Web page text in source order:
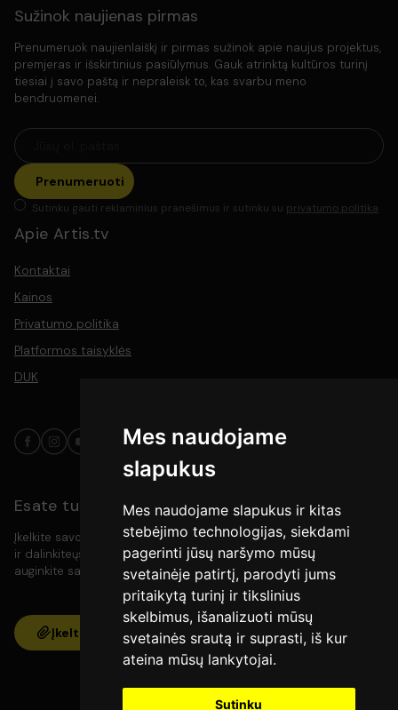
Mes naudojame
slapukus
Mes naudojame slapukus ir kitas
stebėjimo technologijas, siekdami
pagerinti jūsų naršymo mūsų
svetainėje patirtį, parodyti jums
pritaikytą turinį ir tikslinius
skelbimus, išanalizuoti mūsų
svetainės srautą ir suprasti, iš kur
ateina mūsų lankytojai.
Sutinku
Įrašo gamintojas: :
UAB „Artis TV"
Sužinok naujienas pirmas
Prenumeruok naujienlaiškį ir pirmas sužinok apie naujus projektus,
premjeras ir išskirtinius pasiūlymus. Gauk atrinktą kultūros turinį
tiesiai į savo paštą ir nepraleisk to, kas svarbu meno
bendruomenei.
Prenumeruoti
Sutinku gauti reklaminius pranešimus ir sutinku su privatumo politika
Apie Artis.tv
Kontaktai
Kainos
Privatumo politika
Platformos taisyklės
DUK
Esate turinio kūrėjas?
Įkelkite savo video turinį į platformą, pasiekite platesnę auditoriją
ir dalinkiteųs savo kūryba su meno mylėtojais. Kurkite, rodykite ir
auginkite savo bendruomenę vienoje vietoje.
Įkelti